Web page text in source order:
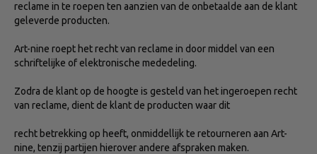
reclame in te roepen ten aanzien van de onbetaalde aan de klant
geleverde producten.
Art-nine roept het recht van reclame in door middel van een
schriftelijke of elektronische mededeling.
Zodra de klant op de hoogte is gesteld van het ingeroepen recht
van reclame, dient de klant de producten waar dit
recht betrekking op heeft, onmiddellijk te retourneren aan Art-
nine, tenzij partijen hierover andere afspraken maken.